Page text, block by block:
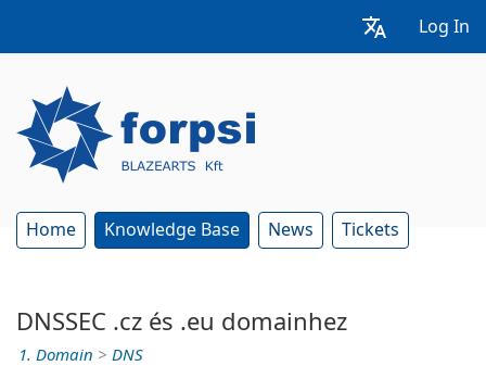
Log In
Home Knowledge Base News Tickets
DNSSEC .cz és .eu domainhez
1. Domain > DNS